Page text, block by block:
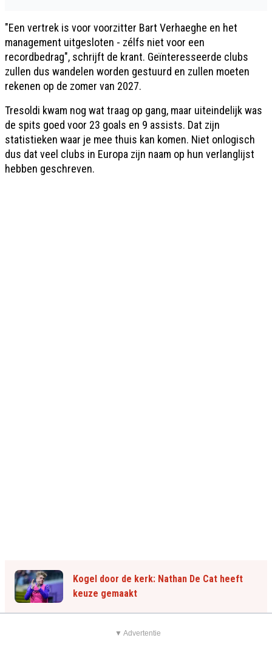
"Een vertrek is voor voorzitter Bart Verhaeghe en het
management uitgesloten - zélfs niet voor een
recordbedrag", schrijft de krant. Geïnteresseerde clubs
zullen dus wandelen worden gestuurd en zullen moeten
rekenen op de zomer van 2027.
Tresoldi kwam nog wat traag op gang, maar uiteindelijk was
de spits goed voor 23 goals en 9 assists. Dat zijn
statistieken waar je mee thuis kan komen. Niet onlogisch
dus dat veel clubs in Europa zijn naam op hun verlanglijst
hebben geschreven.
Kogel door de kerk: Nathan De Cat heeft
keuze gemaakt
▼ Advertentie